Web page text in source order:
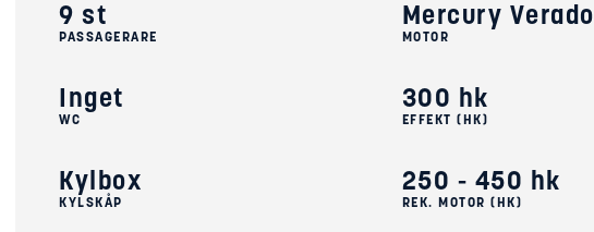
9 st
PASSAGERARE
Inget
WC
Kylbox
KYLSKÅP
Mercury Verado
MOTOR
300 hk
EFFEKT (HK)
250 - 450 hk
REK. MOTOR (HK)